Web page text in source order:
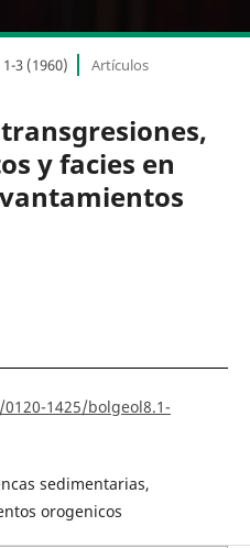
3 (1960) Artículos
y facies en
1425/bolgeol8.1-
sedimentarias,
orogenicos